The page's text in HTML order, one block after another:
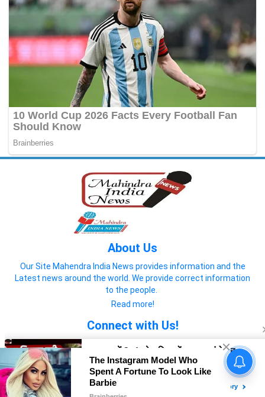
About Us
Our Site Mahendra India News provides information and the
Latest news around the world. We provide correct information
to the people.
Read more!
Connect with Us!
© 2022 Mahendra India News